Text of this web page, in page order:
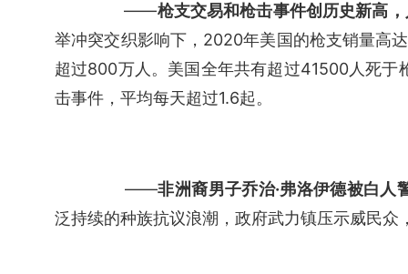
——枪支交易和枪击事件创历史新高
举冲突交织影响下，2020年美国的枪支销量高
超过800万人。美国全年共有超过41500人死于
击事件，平均每天超过1.6起。
——非洲裔男子乔治·弗洛伊德被白
泛持续的种族抗议浪潮，政府武力镇压示威民